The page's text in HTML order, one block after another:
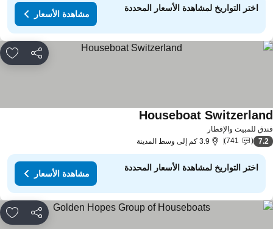
اختر التواريخ لمشاهدة الأسعار المحددة
مشاهدة الأسعار
مشاركة
للمبيت والإفطار
Houseboat
7.2
741 3.9 كم إلى وسط المدينة
اختر التواريخ لمشاهدة الأسعار المحددة
مشاهدة الأسعار
مشاركة